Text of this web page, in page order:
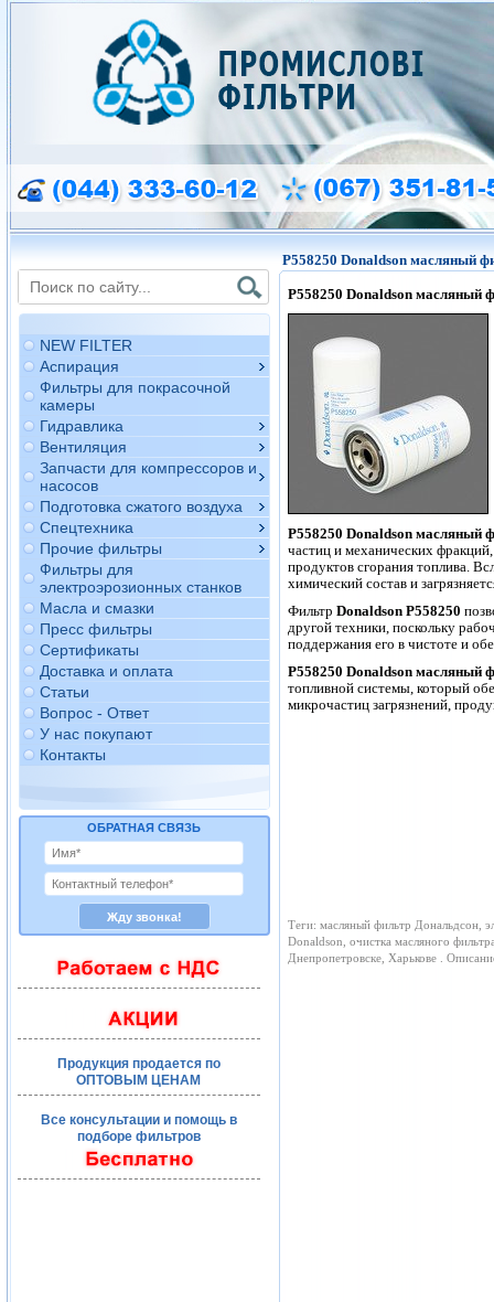
NEW FILTER
Аспирация
Фильтры для покрасочной
камеры
Гидравлика
Вентиляция
Запчасти для компрессоров и
насосов
Подготовка сжатого воздуха
Спецтехника
Прочие фильтры
Фильтры для
электроэрозионных станков
Масла и смазки
Пресс фильтры
Сертификаты
Доставка и оплата
Статьи
Вопрос - Ответ
У нас покупают
Контакты
ОБРАТНАЯ СВЯЗЬ
Продукция продается по
ОПТОВЫМ ЦЕНАМ
Все консультации и помощь в
подборе фильтров
P558250 Donaldson масляный
P558250 Donaldson масляный
P558250 Donaldson масляный
частиц и механических
продуктов сгорания топлива.
химический состав и
Фильтр Donaldson P558250
другой техники, поскольку
поддержания его в чистоте и
P558250 Donaldson масляный
топливной системы, который
микрочастиц загрязнений,
Теги: масляный фильтр Дональдсон,
Donaldson, очистка масляного
Днепропетровске, Харькове .